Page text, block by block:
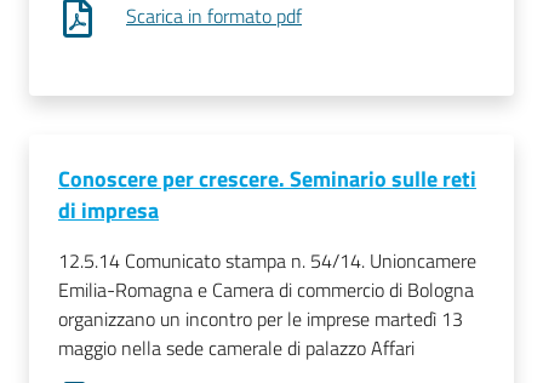
Scarica in formato pdf
Conoscere per crescere. Seminario sulle reti
di impresa
12.5.14 Comunicato stampa n. 54/14. Unioncamere
Emilia-Romagna e Camera di commercio di Bologna
organizzano un incontro per le imprese martedì 13
maggio nella sede camerale di palazzo Affari